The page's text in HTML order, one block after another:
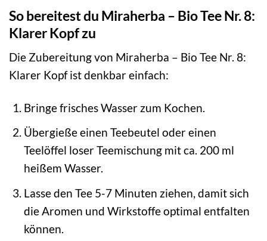
So bereitest du Miraherba – Bio Tee Nr. 8:
Klarer Kopf zu
Die Zubereitung von Miraherba – Bio Tee Nr. 8:
Klarer Kopf ist denkbar einfach:
Bringe frisches Wasser zum Kochen.
Übergieße einen Teebeutel oder einen
Teelöffel loser Teemischung mit ca. 200 ml
heißem Wasser.
Lasse den Tee 5-7 Minuten ziehen, damit sich
die Aromen und Wirkstoffe optimal entfalten
können.